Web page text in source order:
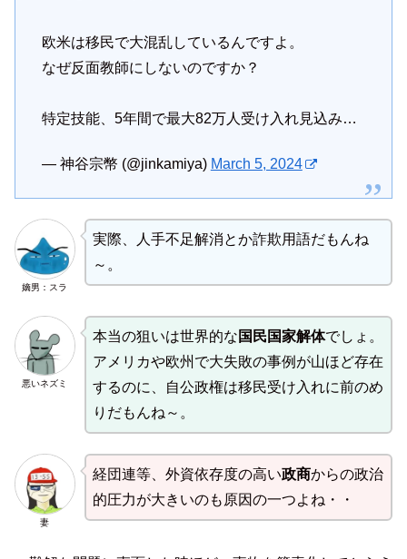
欧米は移民で大混乱しているんですよ。
なぜ反面教師にしないのですか？
特定技能、5年間で最大82万人受け入れ見込み…
— 神谷宗幣 (@jinkamiya) March 5, 2024
嫡男：スラ
実際、人手不足解消とか詐欺用語だもんね
～。
悪いネズミ
本当の狙いは世界的な 国民国家解体でしょ。
アメリカや欧州で大失敗の事例が山ほど存在
するのに、自公政権は移民受け入れに前のめ
りだもんね～。
妻
経団連等、外資依存度の高い政商からの政治
的圧力が大きいのも原因の一つよね・・